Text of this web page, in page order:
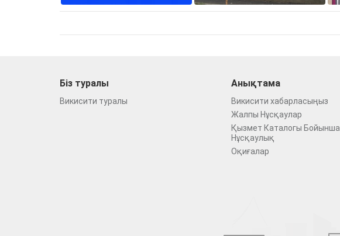
Біз туралы
Викисити туралы
Анықтама
Викисити хабарласыңыз
Жалпы Нұсқаулар
Қызмет Каталогы Бойынша
Нұсқаулық
Оқиғалар